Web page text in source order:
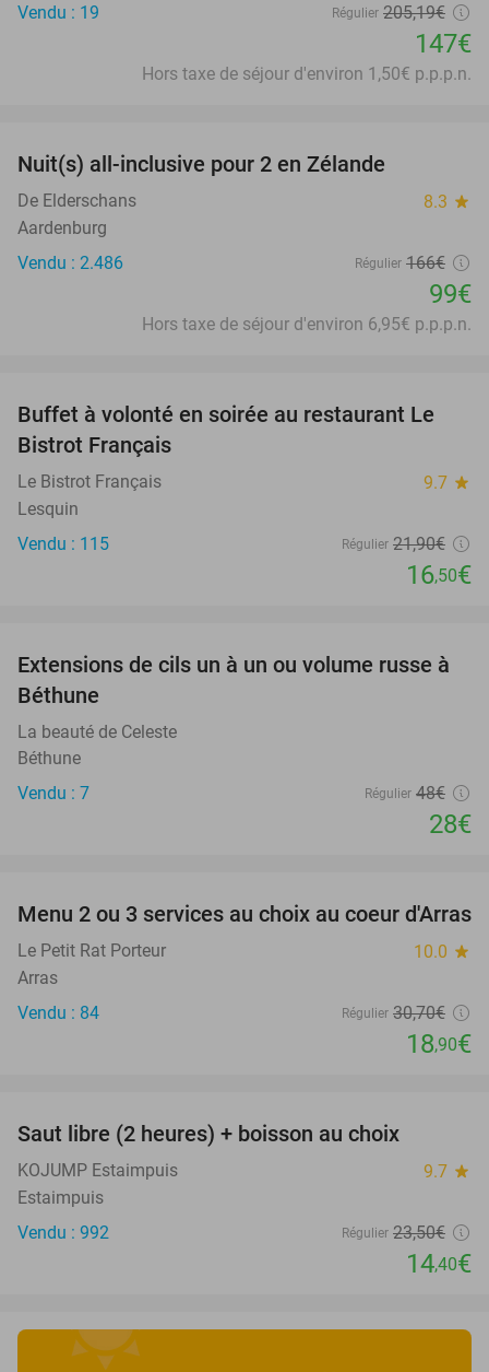
Vendu : 19
Régulier 205,19€
147€
Hors taxe de séjour d'environ 1,50€ p.p.p.n.
Nuit(s) all-inclusive pour 2 en Zélande
De Elderschans 8.3 star
Aardenburg
Vendu : 2.486
Régulier 166€
99€
Hors taxe de séjour d'environ 6,95€ p.p.p.n.
25%
Buffet à volonté en soirée au restaurant Le
Bistrot Français
Le Bistrot Français 9.7 star
Lesquin
Vendu : 115
Régulier 21,90€
16,50€
42%
Extensions de cils un à un ou volume russe à
Béthune
La beauté de Celeste
Béthune
Vendu : 7
Régulier 48€
28€
38%
Menu 2 ou 3 services au choix au coeur d'Arras
Le Petit Rat Porteur 10.0 star
Arras
Vendu : 84
Régulier 30,70€
18,90€
Saut libre (2 heures) + boisson au choix
KOJUMP Estaimpuis 9.7 star
Estaimpuis
Vendu : 992
Régulier 23,50€
14,40€